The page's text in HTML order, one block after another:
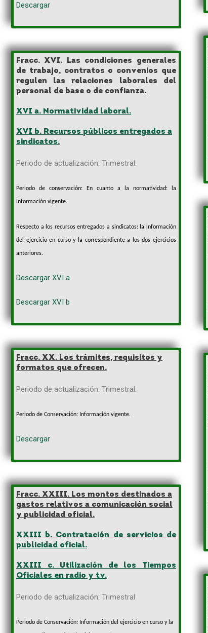
Descargar
Fracc. XVI. Las condiciones generales
de trabajo, contratos o convenios que
regulen las relaciones laborales del
personal de base o de confianza.
XVI a. Normatividad laboral.
XVI b. Recursos públicos entregados a
sindicatos.
Periodo de actualización: Trimestral.
Periodo de conservación: En cuanto a la normatividad: la
información vigente.
Respecto a los recursos entregados a sindicatos: la información
del ejercicio en curso y la correspondiente a los dos ejercicios
anteriores.
Descargar XVI a
Descargar XVI b
Fracc. XX. Los trámites, requisitos y
formatos que ofrecen.
Periodo de actualización: Trimestral.
Periodo de Conservación: Información vigente.
Descargar
Fracc. XXIII. Los montos destinados a
gastos relativos a comunicación social
y publicidad oficial.
XXIII b. Contratación de servicios de
publicidad oficial.
XXIII c. Utilización de los Tiempos
Oficiales en radio y tv.
Periodo de actualización: Trimestral
Periodo de Conservación: Información del ejercicio en curso y la